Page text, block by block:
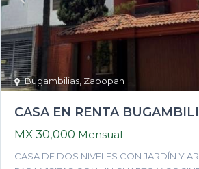
Bugambilias Zapopan
CASA EN RENTA
MX 30,000 Mensual
CASA DE DOS NIVELES CON JARDÍN Y